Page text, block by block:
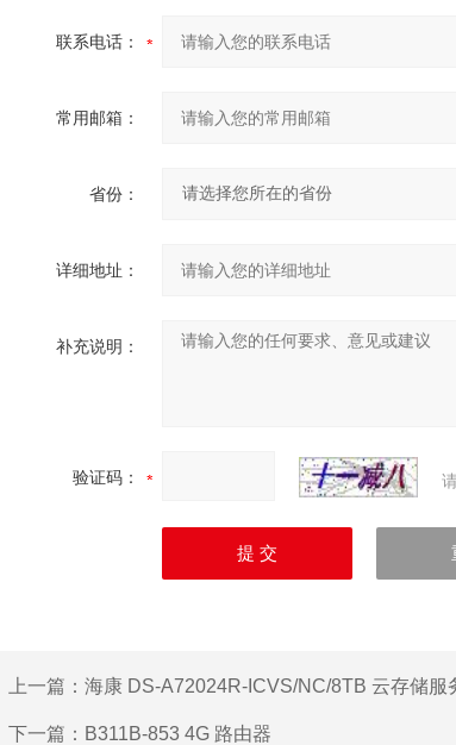
联系电话：
常用邮箱：
省份：
详细地址：
补充说明：
验证码：
上一篇： 海康 DS-A72024R-ICVS/NC/8TB 云存储服
下一篇： B311B-853 4G 路由器